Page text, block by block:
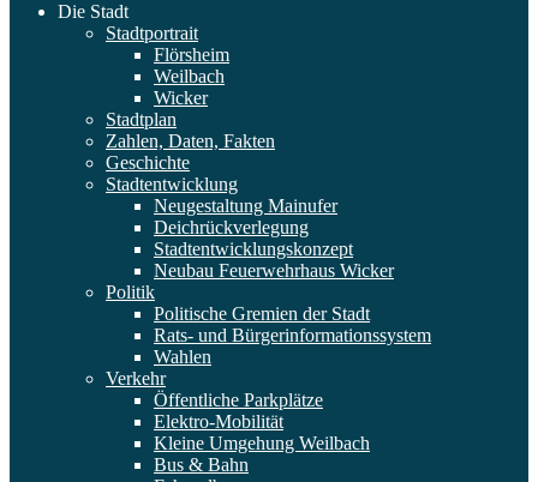
Die Stadt
Stadtportrait
Flörsheim
Weilbach
Wicker
Stadtplan
Zahlen, Daten, Fakten
Geschichte
Stadtentwicklung
Neugestaltung Mainufer
Deichrückverlegung
Stadtentwicklungskonzept
Neubau Feuerwehrhaus Wicker
Politik
Politische Gremien der Stadt
Rats- und Bürgerinformationssystem
Wahlen
Verkehr
Öffentliche Parkplätze
Elektro-Mobilität
Kleine Umgehung Weilbach
Bus & Bahn